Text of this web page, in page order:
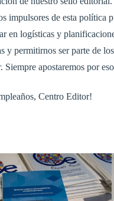
impulsores de esta política
en logísticas y
y permitirnos ser parte de
Siempre apostaremos por
Centro Editor!